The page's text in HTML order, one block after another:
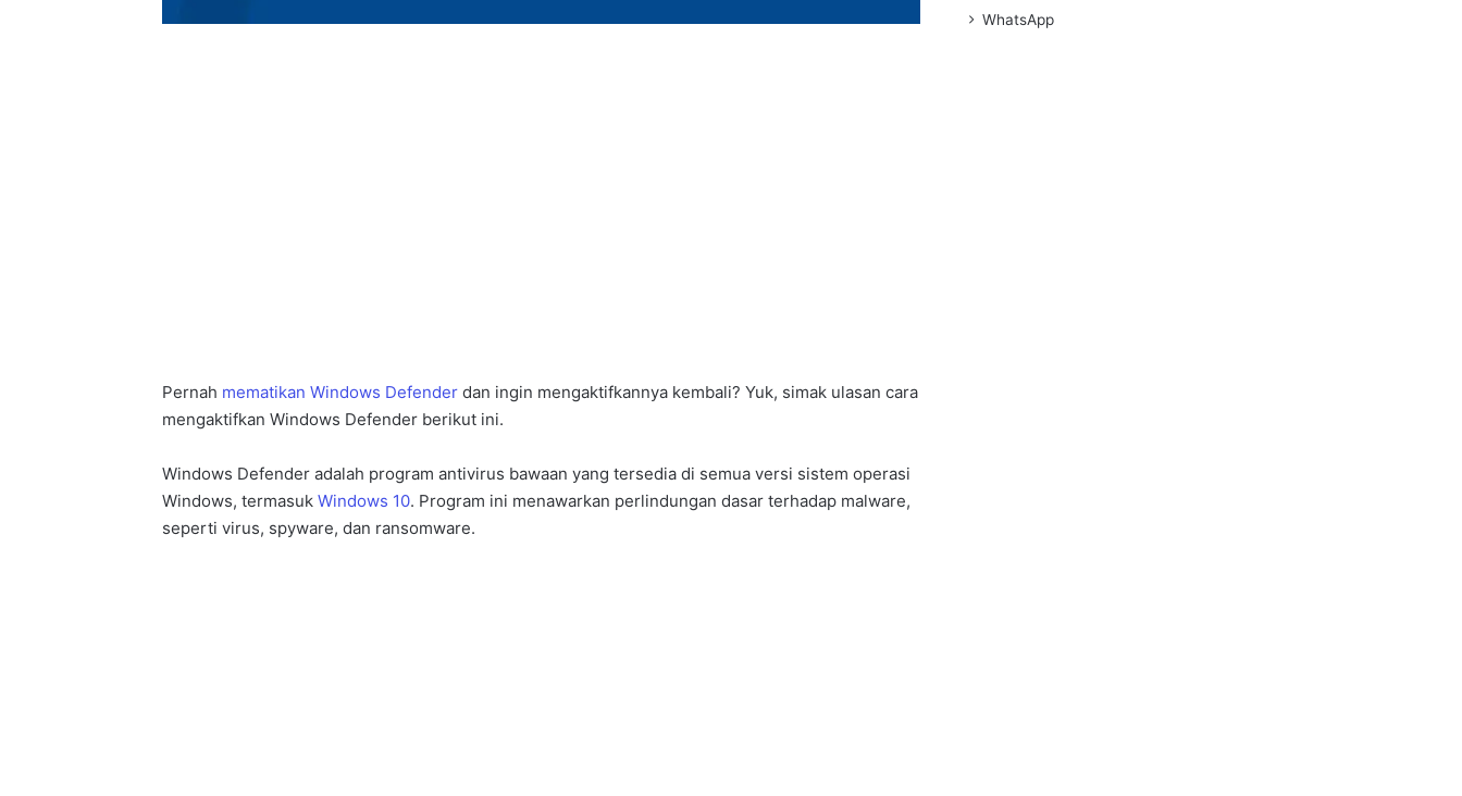
Pernah mematikan Windows Defender dan ingin mengaktifkannya kembali? Yuk, simak ulasan cara
mengaktifkan Windows Defender berikut ini.
Windows Defender adalah program antivirus bawaan yang tersedia di semua versi sistem operasi
Windows, termasukWindows 10. Program ini menawarkan perlindungan dasar terhadap malware,
seperti virus, spyware, dan ransomware.
WhatsApp